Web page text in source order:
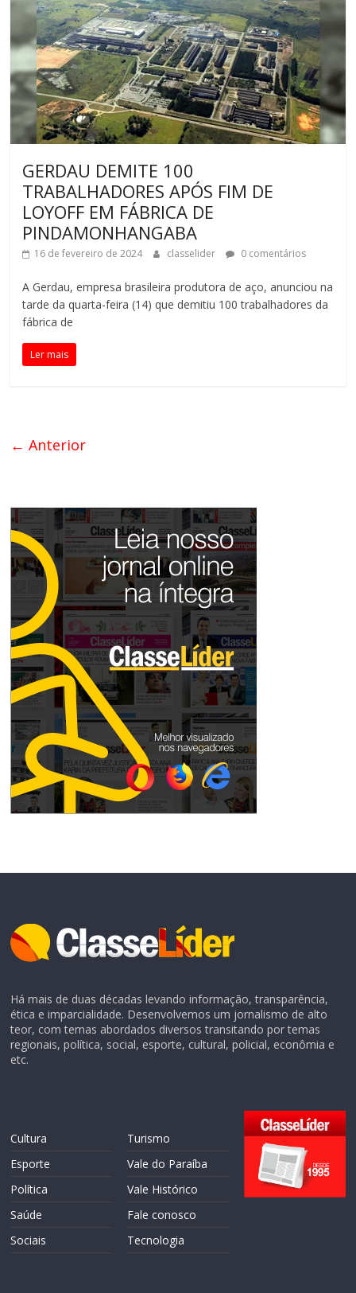
GERDAU DEMITE 100
TRABALHADORES APÓS FIM DE
LOYOFF EM FÁBRICA DE
PINDAMONHANGABA
16 de fevereiro de 2024 classelider 0 comentários
A Gerdau, empresa brasileira produtora de aço, anunciou na
tarde da quarta-feira (14) que demitiu 100 trabalhadores da
fábrica de
Ler mais
← Anterior
Há mais de duas décadas levando informação, transparência,
ética e imparcialidade. Desenvolvemos um jornalismo de alto
teor, com temas abordados diversos transitando por temas
regionais, política, social, esporte, cultural, policial, econômia e
etc.
Cultura
Esporte
Política
Saúde
Sociais
Turismo
Vale do Paraíba
Vale Histórico
Fale conosco
Tecnologia